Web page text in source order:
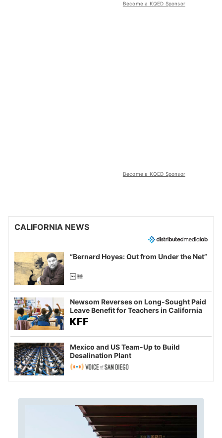
Become a KQED Sponsor
Become a KQED Sponsor
CALIFORNIA NEWS
“Bernard Hoyes: Out from Under the Net”
Newsom Reverses on Long-Sought Paid
Leave Benefit for Teachers in California
Mexico and US Team-Up to Build
Desalination Plant